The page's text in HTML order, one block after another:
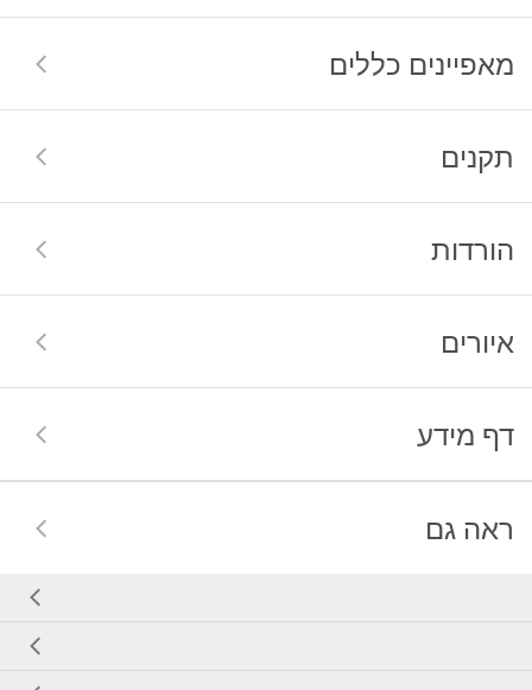
מאפיינים כללים
תקנים
הורדות
איורים
דף מידע
ראה גם